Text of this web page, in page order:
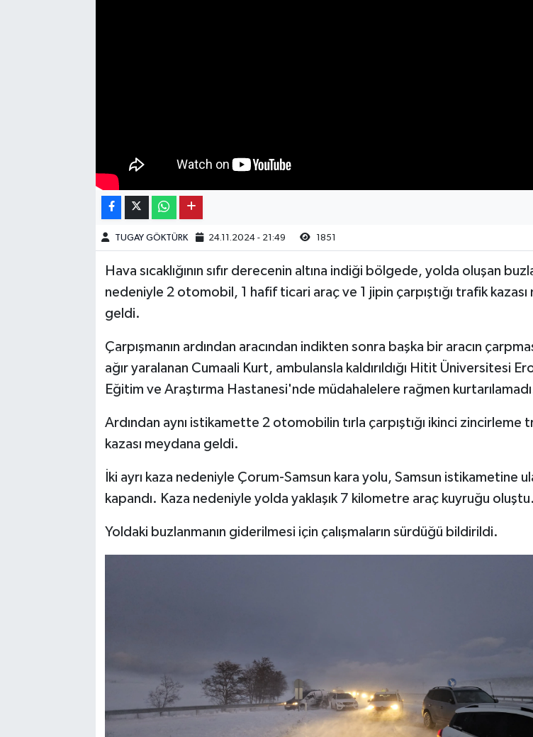
TUGAY GÖKTÜRK 24.11.2024 - 21:49 1851
Hava sıcaklığının sıfır derecenin altına indiği bölgede, yolda oluşan
nedeniyle 2 otomobil, 1 hafif ticari araç ve 1 jipin çarpıştığı trafik kazası
geldi.
Çarpışmanın ardından aracından indikten sonra başka bir aracın
ağır yaralanan Cumaali Kurt, ambulansla kaldırıldığı Hitit Üniversitesi
Eğitim ve Araştırma Hastanesi'nde müdahalelere rağmen
Ardından aynı istikamette 2 otomobilin tırla çarpıştığı ikinci zincirleme
kazası meydana geldi.
İki ayrı kaza nedeniyle Çorum-Samsun kara yolu, Samsun istikametine
kapandı. Kaza nedeniyle yolda yaklaşık 7 kilometre araç kuyruğu oluştu.
Yoldaki buzlanmanın giderilmesi için çalışmaların sürdüğü bildirildi.